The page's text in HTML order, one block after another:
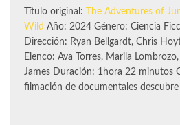
Título original:
The Adventures of
Wild Año: 2024 Género: Ciencia
Dirección: Ryan Bellgardt, Chris
Elenco: Ava Torres, Marila
James Duración: 1hora 22 minutos
filmación de documentales